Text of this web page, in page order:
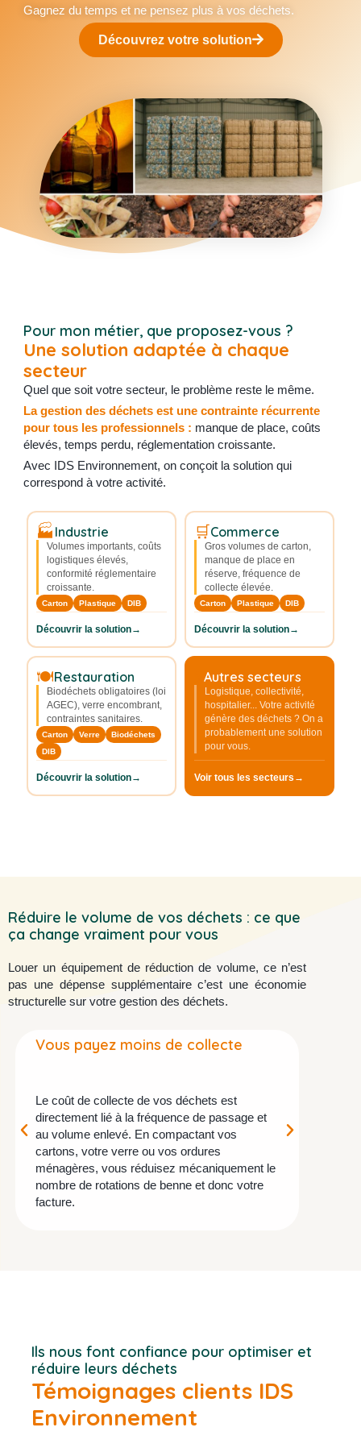
Gagnez du temps et ne pensez plus à vos déchets.
Découvrez votre solution
Pour mon métier, que proposez-vous ?
Une solution adaptée à chaque
secteur
Quel que soit votre secteur, le problème reste le même.
La gestion des déchets est une contrainte récurrente
pour tous les professionnels : manque de place, coûts
élevés, temps perdu, réglementation croissante.
Avec IDS Environnement, on conçoit la solution qui
correspond à votre activité.
🏭 Industrie
Volumes importants, coûts
logistiques élevés,
conformité réglementaire
croissante.
Carton Plastique DIB
Découvrir la solution
🛒 Commerce
Gros volumes de carton,
manque de place en
réserve, fréquence de
collecte élevée.
Carton Plastique DIB
Découvrir la solution
🍽️Restauration
Biodéchets obligatoires (loi
AGEC), verre encombrant,
contraintes sanitaires.
Carton Verre
Biodéchets
DIB
Découvrir la solution
Autres secteurs
Logistique, collectivité,
hospitalier... Votre activité
génère des déchets ? On a
probablement une solution
pour vous.
Voir tous les secteurs
Réduire le volume de vos déchets : ce que
ça change vraiment pour vous
Louer un équipement de réduction de volume, ce n’est
pas une dépense supplémentaire c’est une économie
structurelle sur votre gestion des déchets.
Le coût de collecte de vos déchets est
directement lié à la fréquence de passage et
au volume enlevé. En compactant vos
cartons, votre verre ou vos ordures
ménagères, vous réduisez mécaniquement le
nombre de rotations de benne et donc votre
facture.
Vous payez moins de collecte
Ils nous font confiance pour optimiser et
réduire leurs déchets
Témoignages clients IDS
Environnement